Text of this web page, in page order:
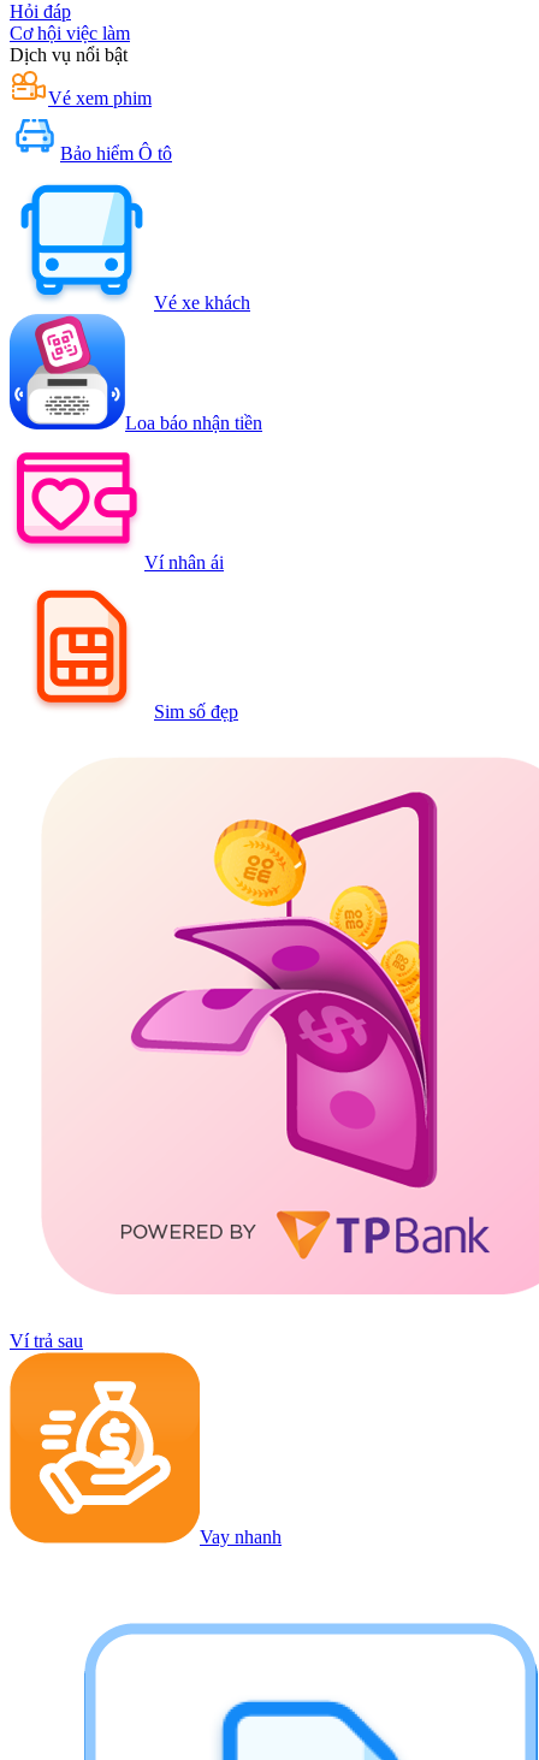
Hỏi đáp
Cơ hội việc làm
Dịch vụ nổi bật
Vé xem phim
Bảo hiểm Ô tô
Vé xe khách
Loa báo nhận tiền
Ví nhân ái
Sim số đẹp
Ví trả sau
Vay nhanh